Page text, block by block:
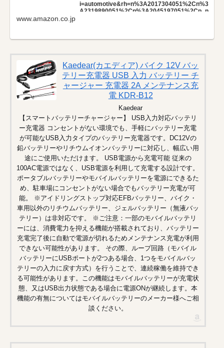
i=automotive&rh=n%3A2017304051%2Cn%3
A2319890051%2Cn%3A2045197051%2Cp_n
319890051&ref=sr_nr_n_9
www.amazon.co.jp
Kaedear(カエディア) バイク 12V バッ
テリー充電器 USB 入力 バッテリー チ
ャージャー 充電器 2A メンテナンス充
電 KDR-B12
Kaedear
【スマートバッテリーチャージャー】 USB入力対応バッテリ
ー充電器 コンセントがない環境でも、手軽にバッテリー充電
が可能なUSB入力タイプのバッテリー充電器です。DC12Vの
鉛バッテリーやリチウムイオンバッテリーに対応し、幅広い用
途にご使用いただけます。 USB電源から充電可能 従来の
100AC電源ではなく、USB電源を利用して充電する設計です。
ポータブルバッテリーやモバイルバッテリーを電源にできるた
め、駐車場にコンセントがない場合でもバッテリー充電が可
能。 ※アイドリングストップ対応EFBバッテリー、バイク・
車用以外のリチウムバッテリー、ジェルバッテリー（無液バッ
テリー）は非対応です。 ※ご注意：一部のモバイルバッテリ
ーには、消費電力を抑える機能が搭載されており、バッテリー
充電完了後に自動で電源が切れるためメンテナンス充電が利用
できない可能性があります。 その際、ループ回路（モバイル
バッテリーにUSBポートが2つある場合、1つをモバイルバッ
テリーの入力に戻す方式）を行うことで、連続稼働を維持でき
る可能性があります。この機能はモバイルバッテリーが充電状
態、又はUSB出力状態である場合に電源ONが継続します。本
機能の有無についてはモバイルバッテリーのメーカー様へご相
談ください。